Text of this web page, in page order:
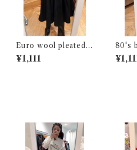
Euro wool pleated s
kirt
¥1,111
80's
ed